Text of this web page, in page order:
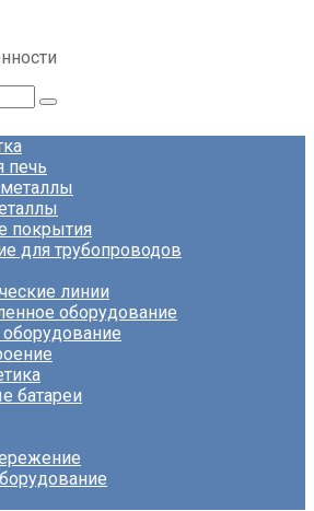
печь
покрытия
для трубопроводов
линии
оборудование
батареи